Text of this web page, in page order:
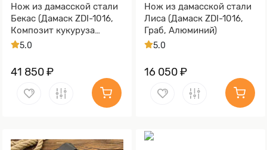
Нож из дамасской стали
Бекас (Дамаск ZDI-1016,
Композит кукуруза
синяя, ZlaTi)
5.0
41 850 ₽
Нож из дамасской стали
Лиса (Дамаск ZDI-1016,
Граб, Алюминий)
5.0
16 050 ₽